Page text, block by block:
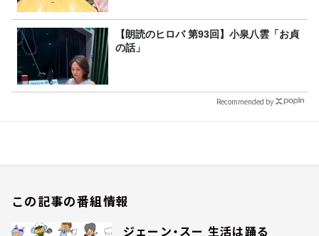
【朗読のヒロバ 第93回】小泉八雲「お貞
の話」
Recommended by
この記事の番組情報
ジェーン・スー 生活は踊る